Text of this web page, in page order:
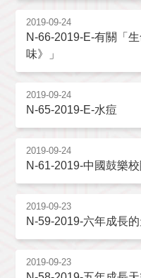
2019-09-24
N-66-2019-E-有關「
味》」
2019-09-24
N-65-2019-E-水痘
2019-09-24
N-61-2019-中國鼓樂
2019-09-23
N-59-2019-六年成長的
2019-09-23